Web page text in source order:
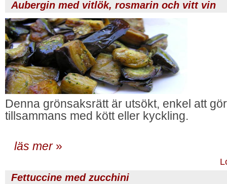
Aubergin med vitlök, rosmarin och vitt vin
Denna grönsaksrätt är utsökt, enkel att
tillsammans med kött eller kyckling.
läs mer»
Fettuccine med zucchini